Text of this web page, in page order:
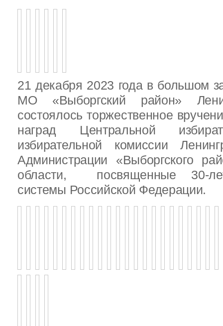
21 декабря 2023 года в большом
МО «Выборгский район»
состоялось торжественное
наград Центральной
избирательной комиссии
Администрации «Выборгского
области, посвященные 30-
системы Российской Федерации.